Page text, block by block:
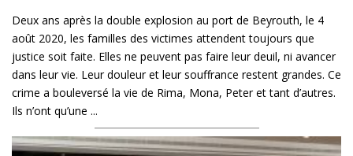
Deux ans après la double explosion au port de Beyrouth, le 4
août 2020, les familles des victimes attendent toujours que
justice soit faite. Elles ne peuvent pas faire leur deuil, ni avancer
dans leur vie. Leur douleur et leur souffrance restent grandes. Ce
crime a bouleversé la vie de Rima, Mona, Peter et tant d’autres.
Ils n’ont qu’une ...